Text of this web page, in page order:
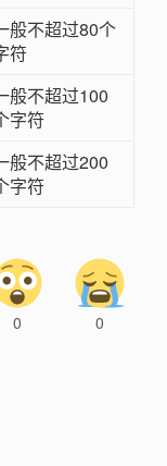
般不超过80个
符
般不超过100
字符
般不超过200
字符
0 0